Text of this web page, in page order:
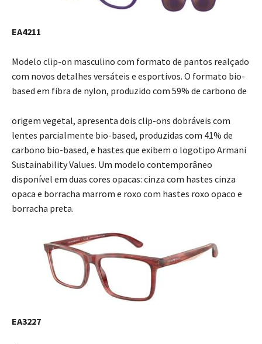
EA4211
Modelo clip-on masculino com formato de pantos realçado
com novos detalhes versáteis e esportivos. O formato bio-
based em fibra de nylon, produzido com 59% de carbono de
origem vegetal, apresenta dois clip-ons dobráveis com
lentes parcialmente bio-based, produzidas com 41% de
carbono bio-based, e hastes que exibem o logotipo Armani
Sustainability Values. Um modelo contemporâneo
disponível em duas cores opacas: cinza com hastes cinza
opaca e borracha marrom e roxo com hastes roxo opaco e
borracha preta.
EA3227